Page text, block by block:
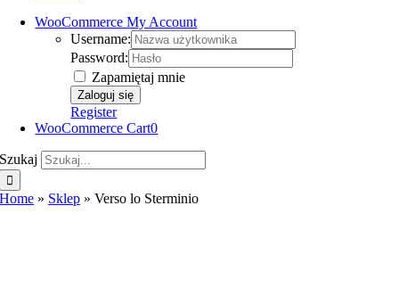
WooCommerce My Account
Username:
Password:
Zapamiętaj mnie
Register
WooCommerce Cart0
Szukaj
Home » Sklep »Verso lo Sterminio